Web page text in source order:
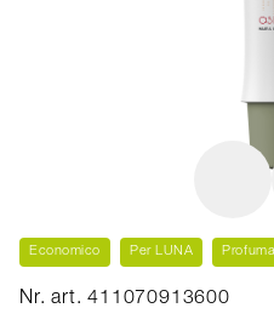
Economico Per LUNA
Nr. art. 411070913600